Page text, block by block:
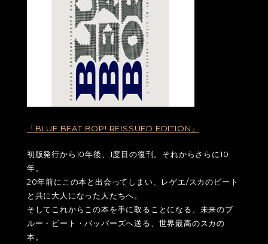
「BLUE BEAT BOP! REISSUED EDITION」
初版発行から10年後、1度目の復刊。それからさらに10
年。
20年前にこの本と出会ってしまい、レゲエ/スカのビート
と共に大人になった人たちへ。
そしてこれからこの本を手に取ることになる、未来のブ
ルー・ビート・バッパーズへ送る、世界最高のスカの
本。